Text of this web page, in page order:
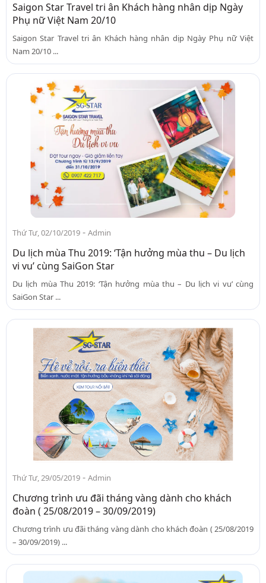
Saigon Star Travel tri ân Khách hàng nhân dịp Ngày
Phụ nữ Việt Nam 20/10
Saigon Star Travel tri ân Khách hàng nhân dịp Ngày Phụ nữ Việt
Nam 20/10 ...
Thứ Tư, 02/10/2019 - Admin
Du lịch mùa Thu 2019: ‘Tận hưởng mùa thu – Du lịch
vi vu’ cùng SaiGon Star
Du lịch mùa Thu 2019: ‘Tận hưởng mùa thu – Du lịch vi vu’ cùng
SaiGon Star ...
Thứ Tư, 29/05/2019 - Admin
Chương trình ưu đãi tháng vàng dành cho khách
đoàn ( 25/08/2019 – 30/09/2019)
Chương trình ưu đãi tháng vàng dành cho khách đoàn ( 25/08/2019
– 30/09/2019) ...